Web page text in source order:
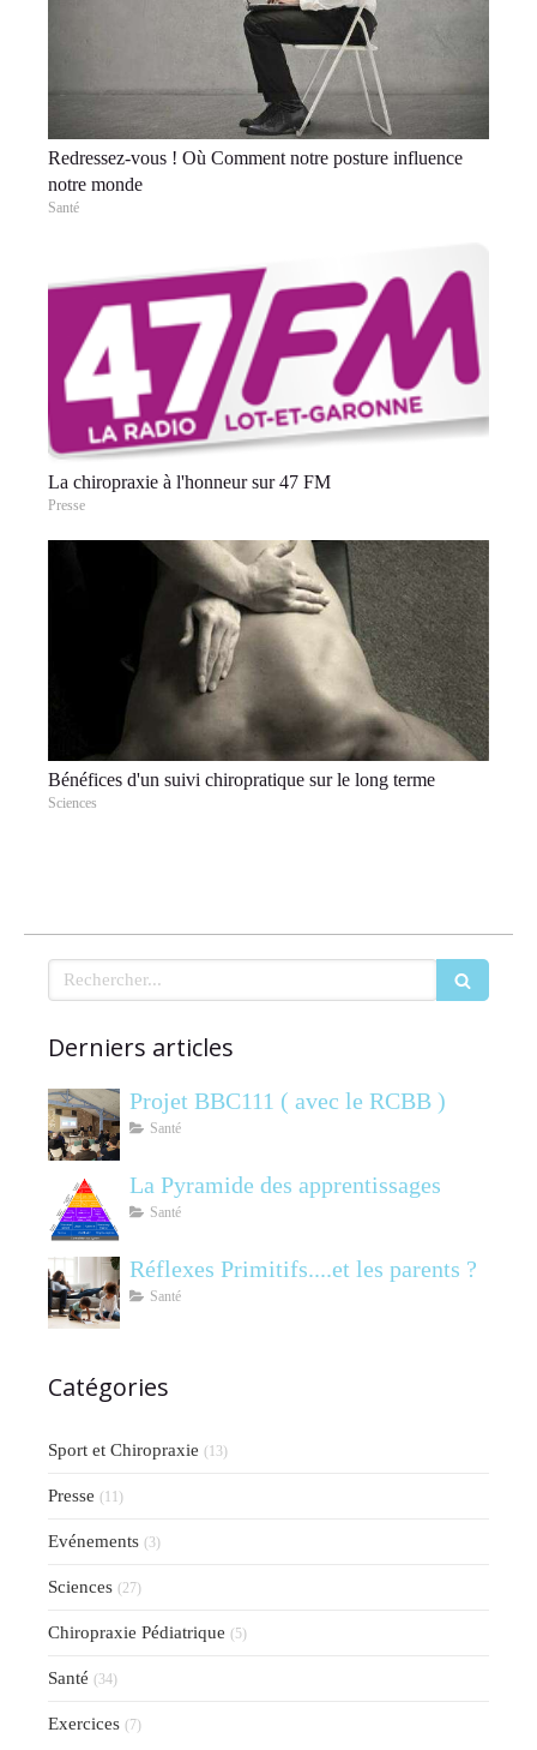
Redressez-vous ! Où Comment notre posture influence
notre monde
Santé
La chiropraxie à l'honneur sur 47 FM
Presse
Bénéfices d'un suivi chiropratique sur le long terme
Sciences
Rechercher
Derniers articles
Projet BBC111 ( avec le RCBB )
Santé
La Pyramide des apprentissages
Santé
Réflexes Primitifs....et les parents ?
Santé
Catégories
Sport et Chiropraxie (13)
Presse (11)
Evénements (3)
Sciences (27)
Chiropraxie Pédiatrique (5)
Santé (34)
Exercices (7)